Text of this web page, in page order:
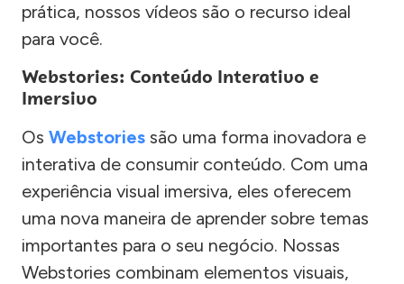
prática, nossos vídeos são o recurso ideal
para você.
Webstories: Conteúdo Interativo e
Imersivo
Os Webstories são uma forma inovadora e
interativa de consumir conteúdo. Com uma
experiência visual imersiva, eles oferecem
uma nova maneira de aprender sobre temas
importantes para o seu negócio. Nossas
Webstories combinam elementos visuais,